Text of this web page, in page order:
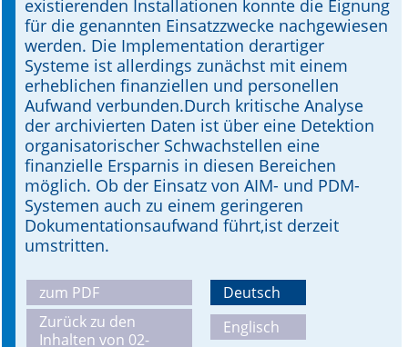
existierenden Installationen konnte die Eignung
für die genannten Einsatzzwecke nachgewiesen
werden. Die Implementation derartiger
Systeme ist allerdings zunächst mit einem
erheblichen finanziellen und personellen
Aufwand verbunden.Durch kritische Analyse
der archivierten Daten ist über eine Detektion
organisatorischer Schwachstellen eine
finanzielle Ersparnis in diesen Bereichen
möglich. Ob der Einsatz von AIM- und PDM-
Systemen auch zu einem geringeren
Dokumentationsaufwand führt,ist derzeit
umstritten.
zum PDF
Zurück zu den
Inhalten von 02-
Deutsch
Englisch